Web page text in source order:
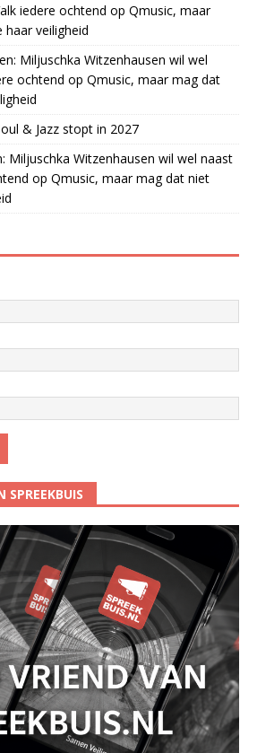
iedere ochtend op Qmusic, maar
veiligheid
Miljuschka Witzenhausen wil wel
ochtend op Qmusic, maar mag dat
& Jazz stopt in 2027
Miljuschka Witzenhausen wil wel naast
op Qmusic, maar mag dat niet
SPREEKBUIS